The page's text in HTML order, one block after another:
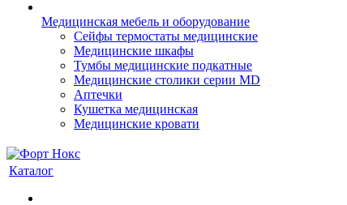
Медицинская мебель и оборудование
Сейфы термостаты медицинские
Медицинские шкафы
Тумбы медицинские подкатные
Медицинские столики серии MD
Аптечки
Кушетка медицинская
Медицинские кровати
Каталог